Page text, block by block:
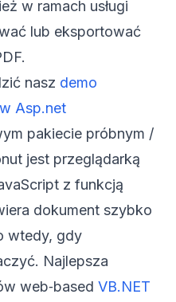
w ramach usługi
lub eksportować
nasz demo
Asp.net
pakiecie próbnym /
jest przeglądarką
z funkcją
dokument szybko
wtedy, gdy
Najlepsza
web‑based VB.NET